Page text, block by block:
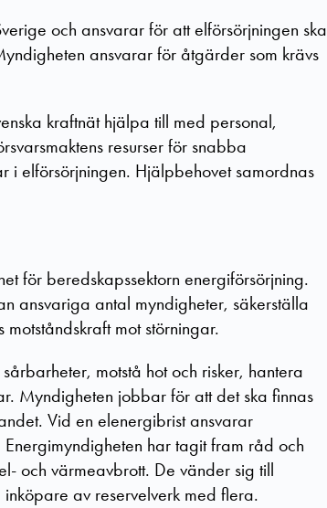
och ansvarar för att elförsörjningen ska
ansvarar för åtgärder som krävs
kraftnät hjälpa till med personal,
resurser för snabba
i elförsörjningen. Hjälpbehovet samordnas
för beredskapssektorn energiförsörjning.
ansvariga antal myndigheter, säkerställa
mot störningar.
motstå hot och risker, hantera
Myndigheten jobbar för att det ska finnas
Vid en elenergibrist ansvarar
har tagit fram råd och
och värmeavbrott. De vänder sig till
av reservelverk med flera.